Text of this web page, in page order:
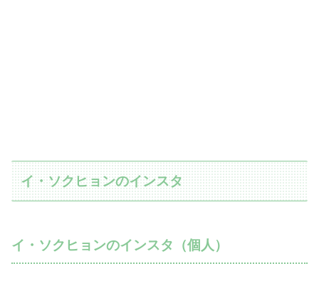
イ・ソクヒョンのインスタ
イ・ソクヒョンのインスタ（個人）